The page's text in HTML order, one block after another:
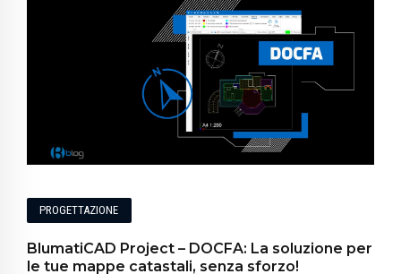
PROGETTAZIONE
BlumatiCAD Project – DOCFA: La soluzione per
le tue mappe catastali, senza sforzo!